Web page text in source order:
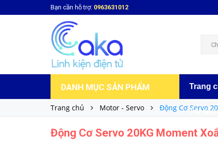
Bạn cần hỗ trợ: 0963631012
DANH MỤC SẢN PHẨM Trang
Tài
Trang chủ Motor - Servo Động Cơ Servo
Động Cơ Servo 20KG Moment